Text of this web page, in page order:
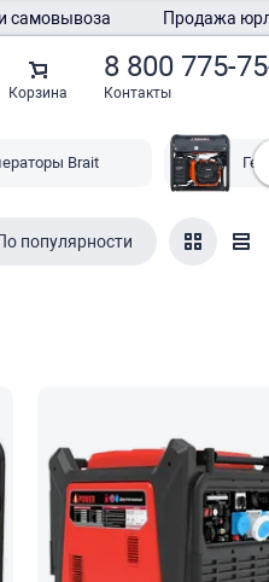
самовывоза Продажа
Корзина
8 800 775-
Контакты
Brait
популярности